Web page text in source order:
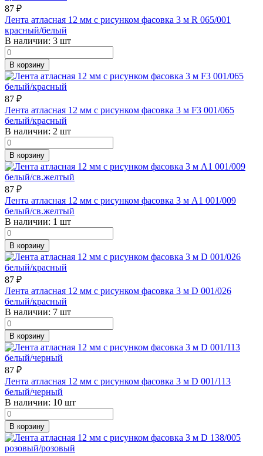
87 ₽
Лента атласная 12 мм с рисунком фасовка 3 м R 065/001
красный/белый
В наличии: 3 шт
В корзину
87 ₽
Лента атласная 12 мм с рисунком фасовка 3 м F3 001/065
белый/красный
В наличии: 2 шт
В корзину
87 ₽
Лента атласная 12 мм с рисунком фасовка 3 м A1 001/009
белый/св.желтый
В наличии: 1 шт
В корзину
87 ₽
Лента атласная 12 мм с рисунком фасовка 3 м D 001/026
белый/красный
В наличии: 7 шт
В корзину
87 ₽
Лента атласная 12 мм с рисунком фасовка 3 м D 001/113
белый/черный
В наличии: 10 шт
В корзину